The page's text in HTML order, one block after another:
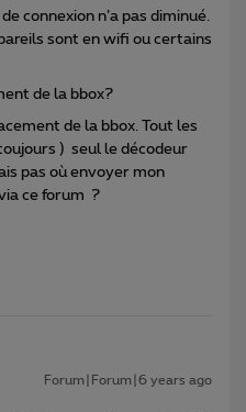
connexion n’a pas diminué.
sont en wifi ou certains
de la bbox?
de la bbox. Tout les
) seul le décodeur
pas où envoyer mon
ce forum ?
Forum|Forum|6 years ago